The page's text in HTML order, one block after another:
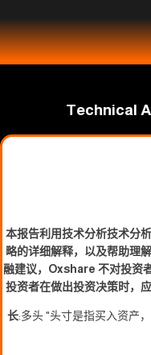
Technical
本报告利用技术分析技术分
略的详细解释，以及帮助理
融建议，Oxshare 不对投资
投资者在做出投资决策时，
长:多头 "头寸是指买入资产